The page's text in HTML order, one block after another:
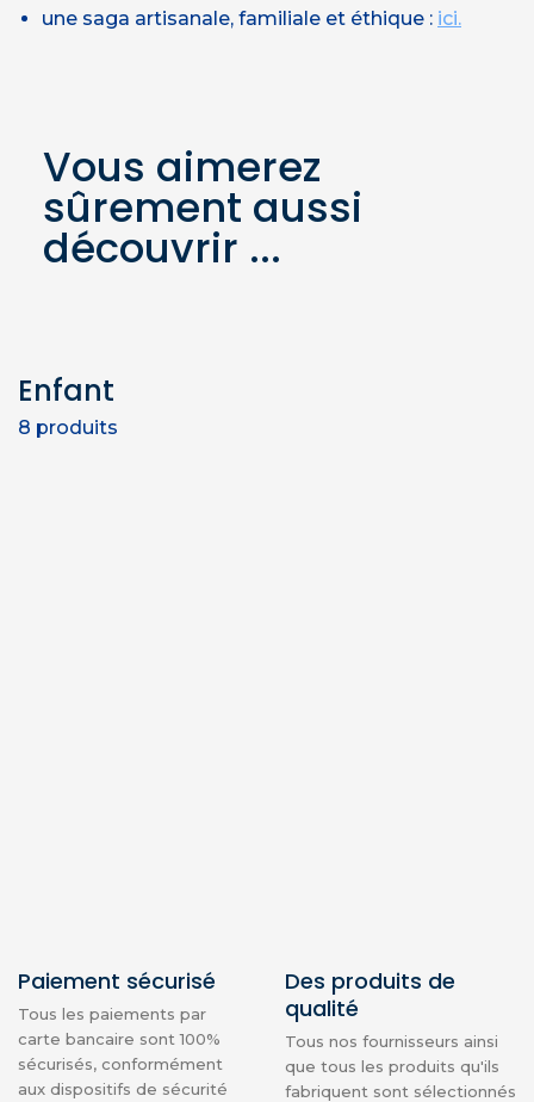
une saga artisanale, familiale et éthique : ici.
Vous aimerez
sûrement aussi
découvrir ...
Enfant
8 produits
Paiement sécurisé
Tous les paiements par
carte bancaire sont 100%
sécurisés, conformément
aux dispositifs de sécurité
Des produits de
qualité
Tous nos fournisseurs ainsi
que tous les produits qu'ils
fabriquent sont sélectionnés